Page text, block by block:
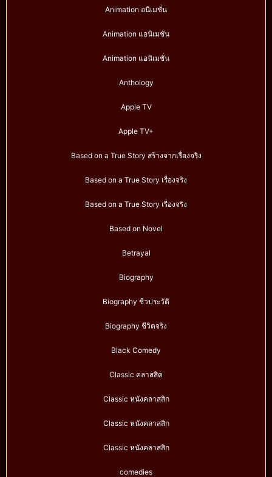
Animation อนิเมชั่น
Animation แอนิเมชัน
Animation แอนิเมชั่น
Anthology
Apple TV
Apple TV+
Based on a True Story สร้างจากเรื่องจริง
Based on a True Story เรื่องจริง
Based on a True Story เรื่องจริง
Based on Novel
Betrayal
Biography
Biography ชีวประวัติ
Biography ชีวิตจริง
Black Comedy
Classic คลาสสิค
Classic หนังคลาสสิก
Classic หนังคลาสสิก
Classic หนังคลาสสิก
comedies